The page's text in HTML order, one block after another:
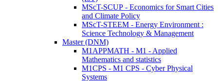
MScT-SCUP - Economics for Smart Cities
and Climate Policy
MScT-STEEM - Energy Environment :
Science Technology & Management
Master (DNM)
M1APPMATH - M1 - Applied
Mathematics and statistics
M1CPS - M1 CPS - Cyber Physical
Systems